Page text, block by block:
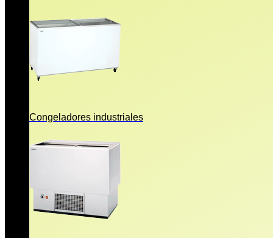
Congeladores industriales